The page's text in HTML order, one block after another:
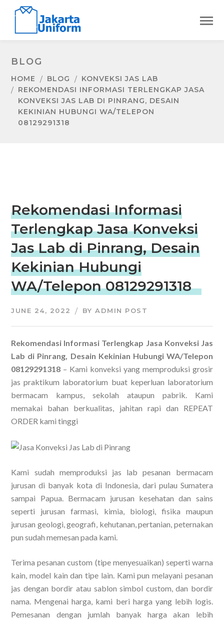
BLOG
HOME BLOG
KONVEKSI JAS LAB
REKOMENDASI INFORMASI TERLENGKAP JASA
KONVEKSI JAS LAB DI PINRANG, DESAIN
KEKINIAN HUBUNGI WA/TELEPON
08129291318
Rekomendasi Informasi
Terlengkap Jasa Konveksi
Jas Lab di Pinrang, Desain
Kekinian Hubungi
WA/Telepon 08129291318
JUNE 24, 2022 BYADMIN POST
Rekomendasi Informasi Terlengkap Jasa Konveksi Jas
Lab di Pinrang, Desain Kekinian Hubungi WA/Telepon
08129291318 – Kami konveksi yang memproduksi grosir
jas praktikum laboratorium buat keperluan laboratorium
bermacam kampus, sekolah ataupun pabrik. Kami
memakai bahan berkualitas, jahitan rapi dan REPEAT
ORDER kami tinggi
Kami sudah memproduksi jas lab pesanan bermacam
jurusan di banyak kota di Indonesia, dari pulau Sumatera
sampai Papua. Bermacam jurusan kesehatan dan sains
seperti jurusan farmasi, kimia, biologi, fisika maupun
jurusan geologi, geografi, kehutanan, pertanian, peternakan
pun sudah memesan pada kami.
Terima pesanan custom (tipe menyesuaikan) seperti warna
kain, model kain dan tipe lain. Kami pun melayani pesanan
jas dengan bordir atau sablon simbol custom, dan bordir
nama. Mengenai harga, kami beri harga yang lebih logis.
Pemesanan dengan jumlah banyak harga akan lebih